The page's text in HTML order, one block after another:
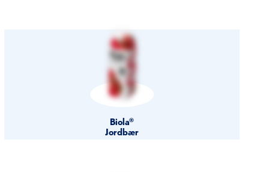
Biola®
Jordbær